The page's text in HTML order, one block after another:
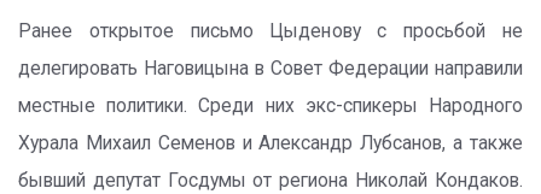
Ранее открытое письмо Цыденову с просьбой не
делегировать Наговицына в Совет Федерации направили
местные политики. Среди них экс-спикеры Народного
Хурала Михаил Семенов и Александр Лубсанов, а также
бывший депутат Госдумы от региона Николай Кондаков.